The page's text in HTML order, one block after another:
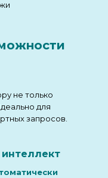
не только
для
запросов.